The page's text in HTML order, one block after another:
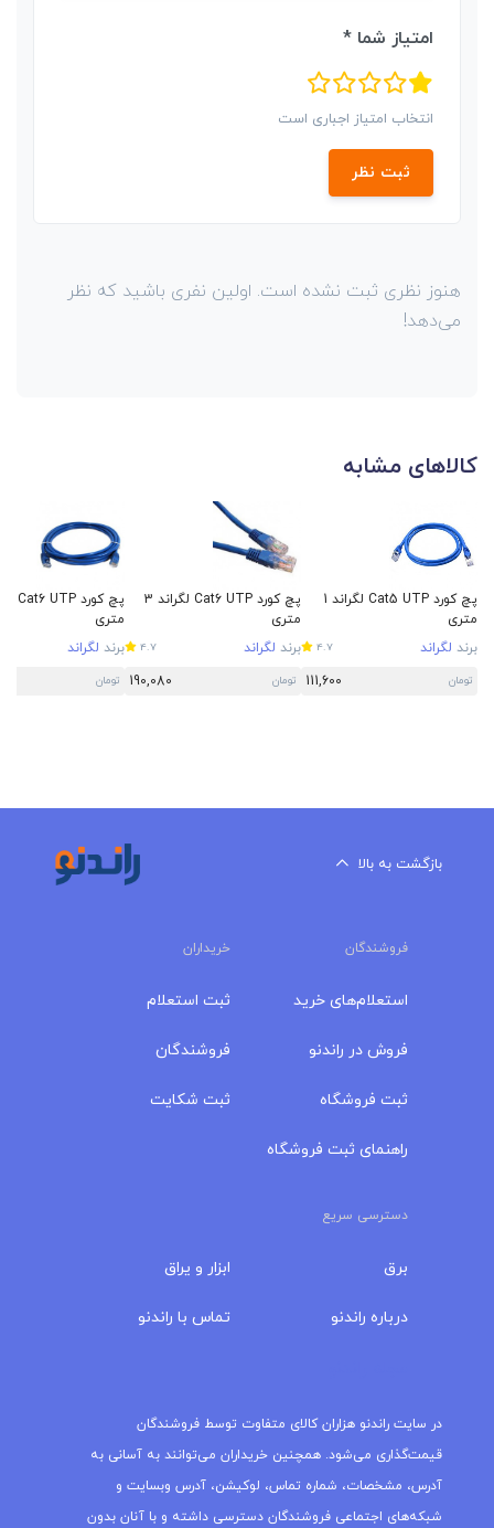
امتیاز شما *
انتخاب امتیاز اجباری است
ثبت نظر
هنوز نظری ثبت نشده است. اولین نفری باشید که نظر
می‌دهد!
کالاهای مشابه
پچ کورد Cat5 UTP لگراند 1
متری
برند لگراند 4.7
تومان 111,600
پچ کورد Cat6 UTP لگراند 3
متری
برند لگراند 4.7
تومان 190,080
متری
برند لگراند
تومان
بازگشت به بالا
فروشندگان خریداران
استعلام‌های خرید
فروش در راندنو
ثبت فروشگاه
راهنمای ثبت فروشگاه
ثبت استعلام
فروشندگان
ثبت شکایت
دسترسی سریع
برق
درباره‌ راندنو
ابزار و یراق
تماس با راندنو
در سایت راندنو هزاران کالای متفاوت توسط فروشندگان
قیمت‌گذاری می‌شود. همچنین خریداران می‌توانند به آسانی به
آدرس، مشخصات، شماره تماس، لوکیشن، آدرس وبسایت و
شبکه‌های اجتماعی فروشندگان دسترسی داشته و با آنان بدون